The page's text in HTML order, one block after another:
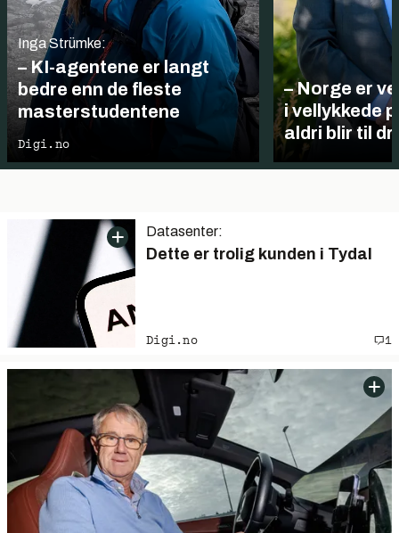
Inga Strümke:
– KI-agentene er langt
bedre enn de fleste
masterstudentene
Digi.no
– Norge er
i vellykkede
aldri blir til
Datasenter:
Dette er trolig kunden i Tydal
Digi.no 1